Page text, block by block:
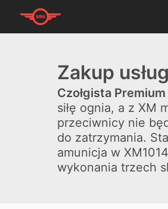
Zakup
Czołgista
siłę ognia, a z XM
przeciwnicy nie
do zatrzymania.
amunicja w
wykonania trzech